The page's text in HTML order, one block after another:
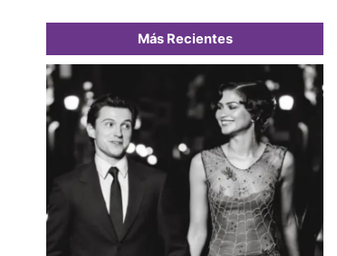
Más Recientes